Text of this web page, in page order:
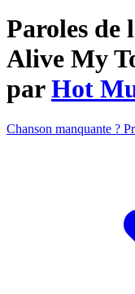
Paroles de
Alive My
parHot
Chanson manquante ?